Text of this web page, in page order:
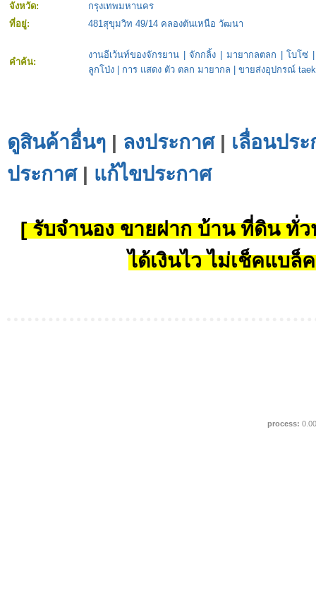
จังหวัด:
กรุงเทพมหานคร
ที่อยู่:
481สุขุมวิท 49/14 คลองตันเหนือ วัฒนา
คำค้น:
งานอีเว้นท์ของจักรยาน |จักกลิ้ง มายากลตลก |โบโซ่
ลูกโป่ง
การ แสดง ตัว ตลก มายากล ขายส่งอุปกรณ์
ดูสินค้าอื่นๆ | ลงประกาศ| เลื่อนปร
ประกาศ| แก้ไขประกาศ
[ รับจำนอง ขายฝาก บ้าน ที่ดิน ทั่ว
ได้เงินไว ไม่เช็คแบล็
process: